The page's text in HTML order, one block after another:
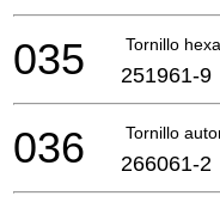
Tornillo
035 251961-9
Tornillo
036 266061-2